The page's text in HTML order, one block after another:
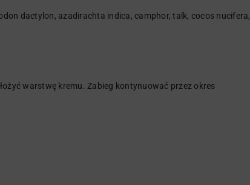
dactylon, azadirachta indica, camphor, talk, cocos nucifera,
warstwę kremu. Zabieg kontynuować przez okres